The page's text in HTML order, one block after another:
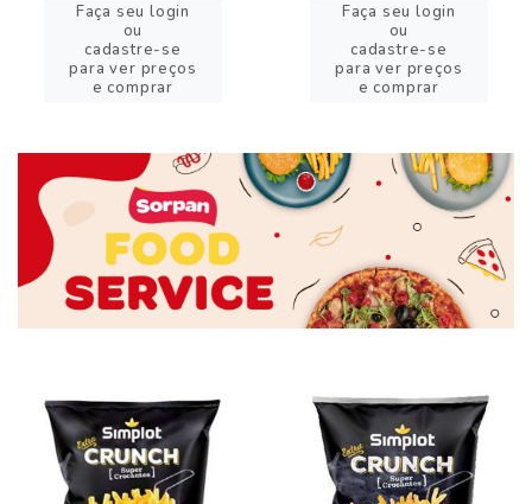
Faça seu login
ou
cadastre-se
para ver preços
e comprar
Faça seu login
ou
cadastre-se
para ver preços
e comprar